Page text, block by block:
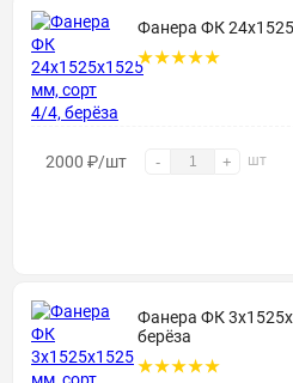
Фанера ФК
2000 ₽/шт - + шт
Фанера ФК
берёза